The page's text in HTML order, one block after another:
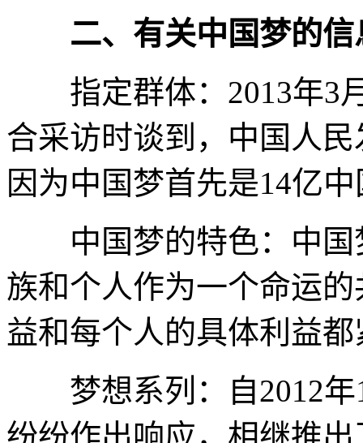
二、有关中国梦的信
指定群体：2013年3
合采访时谈到，中国人
因为中国梦首先是14亿
中国梦的特色：中国
族和个人作为一个命运
益和每个人的具体利益
梦想系列：自2012年
纷纷作出响应，相继推